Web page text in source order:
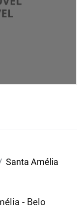
Santa Amélia
- Belo